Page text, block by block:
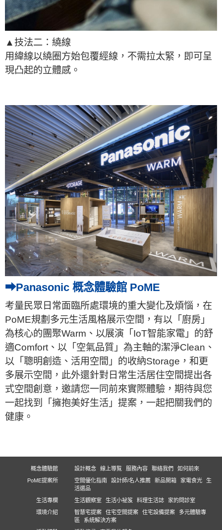
▲技法二：繞線
用緯線以繞圈方始包覆經線，不需拉太緊，即可呈
現凸起的立體感。
➡Panasonic 概念體驗館 PoME
考量民眾日常面臨所處環境的重大變化及煩惱，在
PoME規劃多元生活風格展示空間，有以「廚房」
為核心的團聚Warm、以展演「IoT智能家電」的舒
適Comfort、以「空氣品質」為主軸的潔淨Clean、
以「聰明創造、活用空間」的收納Storage，和更
多展示空間，此外還針對日常生活居住空間提出各
式空間創意，邀請您一同前來實際體驗，期待與您
一起找到「擁抱美好生活」提案，一起把關我們的
健康。
概念體驗館 設計概念 線上導覧 服務內容 聯絡我們
如何前來
PoME提案所
空間優化指南 設計師/名人推薦 新品開箱 家電食光
生
活選品
生活專欄
生活觀察室 生活小祕笈 料理生活誌
家的問診室
環境介紹
智慧宅提案 住宅空間提案 住宅設備提案
多元體驗專
區
系統解決方案